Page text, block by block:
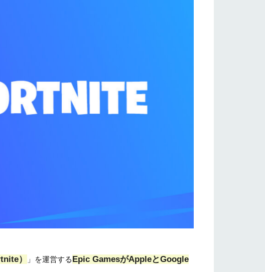
） 」を運営する Epic GamesがAppleとGoogle